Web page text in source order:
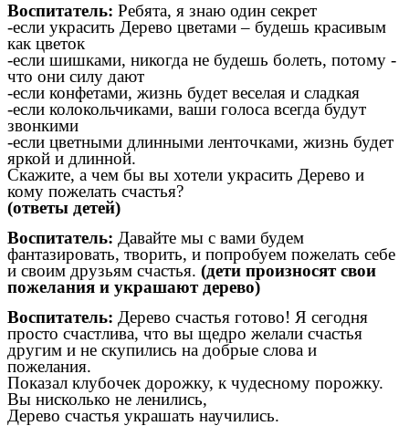
Воспитатель: Ребята, я знаю один секрет
-если украсить Дерево цветами – будешь красивым
как цветок
-если шишками, никогда не будешь болеть, потому -
что они силу дают
-если конфетами, жизнь будет веселая и сладкая
-если колокольчиками, ваши голоса всегда будут
звонкими
-если цветными длинными ленточками, жизнь будет
яркой и длинной.
Скажите, а чем бы вы хотели украсить Дерево и
кому пожелать счастья?
(ответы детей)
Воспитатель: Давайте мы с вами будем
фантазировать, творить, и попробуем пожелать себе
и своим друзьям счастья. (дети произносят свои
пожелания и украшают дерево)
Воспитатель: Дерево счастья готово! Я сегодня
просто счастлива, что вы щедро желали счастья
другим и не скупились на добрые слова и
пожелания.
Показал клубочек дорожку, к чудесному порожку.
Вы нисколько не ленились,
Дерево счастья украшать научились.